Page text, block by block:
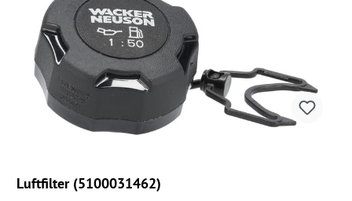
Luftfilter (5100031462)